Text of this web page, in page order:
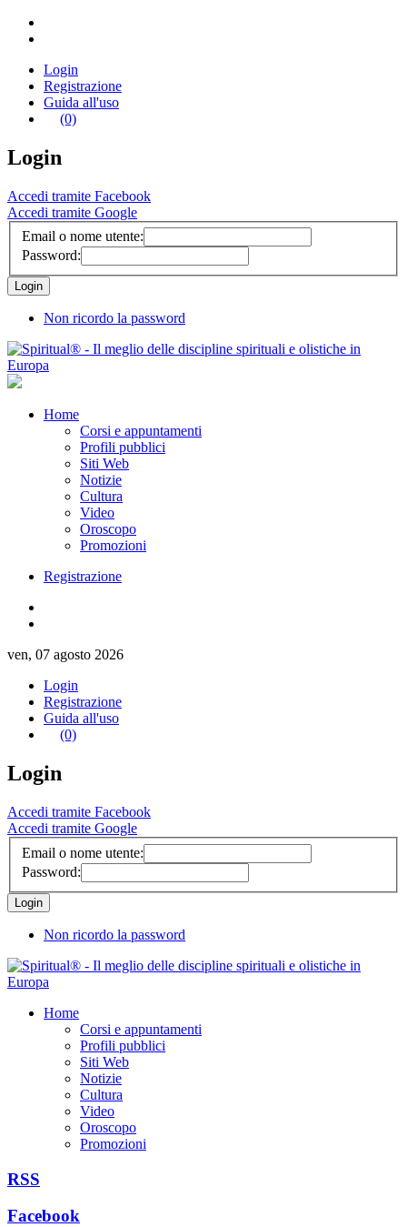
Login
Registrazione
Guida all'uso
(0)
Login
Accedi tramite Facebook
Accedi tramite Google
Email o nome utente:
Password:
Non ricordo la password
Home
Corsi e appuntamenti
Profili pubblici
Siti Web
Notizie
Cultura
Video
Oroscopo
Promozioni
Registrazione
ven, 07 agosto 2026
Login
Registrazione
Guida all'uso
(0)
Login
Accedi tramite Facebook
Accedi tramite Google
Email o nome utente:
Password:
Non ricordo la password
Home
Corsi e appuntamenti
Profili pubblici
Siti Web
Notizie
Cultura
Video
Oroscopo
Promozioni
RSS
Facebook